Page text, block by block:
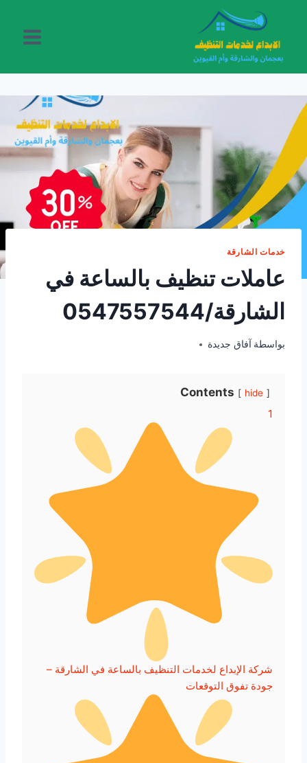
المحتوى
خدمات الشارقة
عاملات تنظيف بالساعة في
الشارقة/0547557544
بواسطة آفاق جديدة أكتوبر 5, 2025
Contents hide
1
شركة الإبداع لخدمات التنظيف بالساعة في الشارقة –
جودة تفوق التوقعات